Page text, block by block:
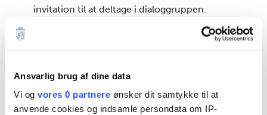
Ansvarlig brug af dine data
Vi og vores 0 partnere ønsker dit samtykke til at
anvende cookies og indsamle persondata om IP-
invitation til at deltage i dialoggruppen.
Valg af
lokalsamfundskonsulent